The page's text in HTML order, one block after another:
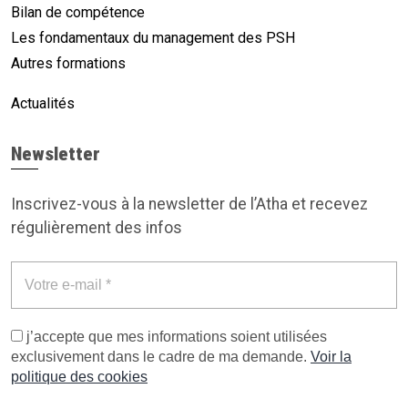
Bilan de compétence
Les fondamentaux du management des PSH
Autres formations
Actualités
Newsletter
Inscrivez-vous à la newsletter de l’Atha et recevez
régulièrement des infos
exclusivement dans le cadre de ma demande. Voir la
politique des cookies